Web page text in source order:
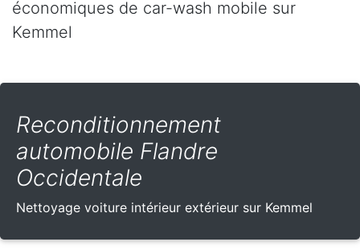
économiques de car-wash mobile sur
Kemmel
Reconditionnement
automobile Flandre
Occidentale
Nettoyage voiture intérieur extérieur sur Kemmel